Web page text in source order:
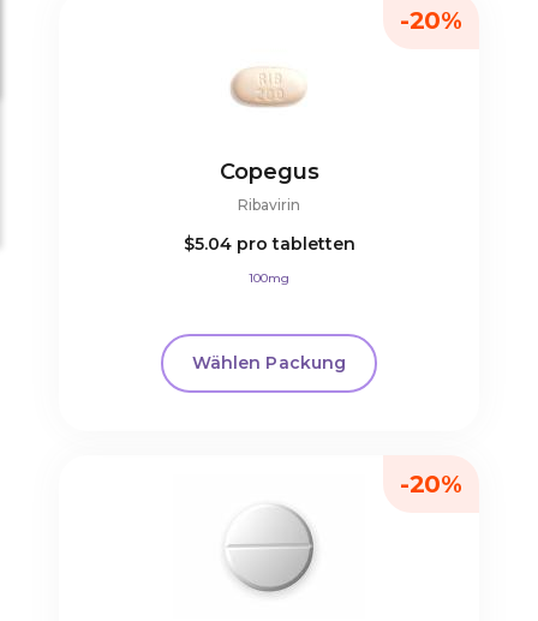
Copegus
Ribavirin
$5.04 pro tabletten
100mg
Wählen Packung
-20%
-20%